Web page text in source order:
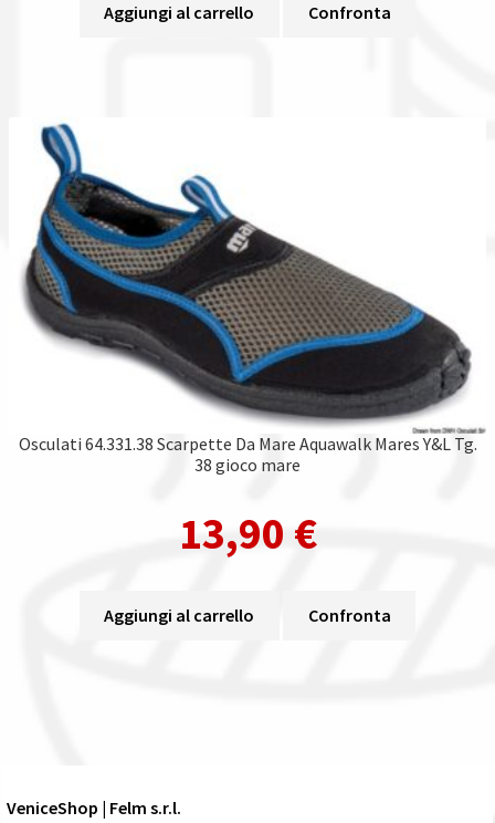
Aggiungi al carrello Confronta
Osculati 64.331.38 Scarpette Da Mare Aquawalk Mares Y&L Tg.
38 gioco mare
13,90 €
Aggiungi al carrello Confronta
VeniceShop | Felm s.r.l.